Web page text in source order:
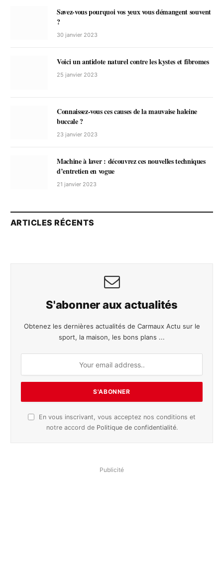
Savez-vous pourquoi vos yeux vous démangent souvent
?
30 janvier 2023
Voici un antidote naturel contre les kystes et fibromes
25 janvier 2023
Connaissez-vous ces causes de la mauvaise haleine
buccale ?
23 janvier 2023
Machine à laver : découvrez ces nouvelles techniques
d’entretien en vogue
21 janvier 2023
ARTICLES RÉCENTS
S'abonner aux actualités
Obtenez les dernières actualités de Carmaux Actu sur le
sport, la maison, les bons plans ...
En vous inscrivant, vous acceptez nos conditions et
notre accord de Politique de confidentialité.
Publicité